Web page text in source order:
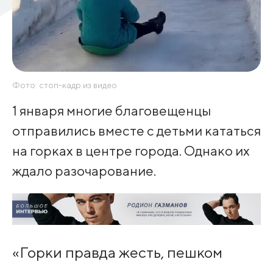
Фото: стоп-кадр из видео
1 января многие благовещенцы
отправились вместе с детьми кататься
на горках в центре города. Однако их
ждало разочарование.
«Горки правда жесть, пешком